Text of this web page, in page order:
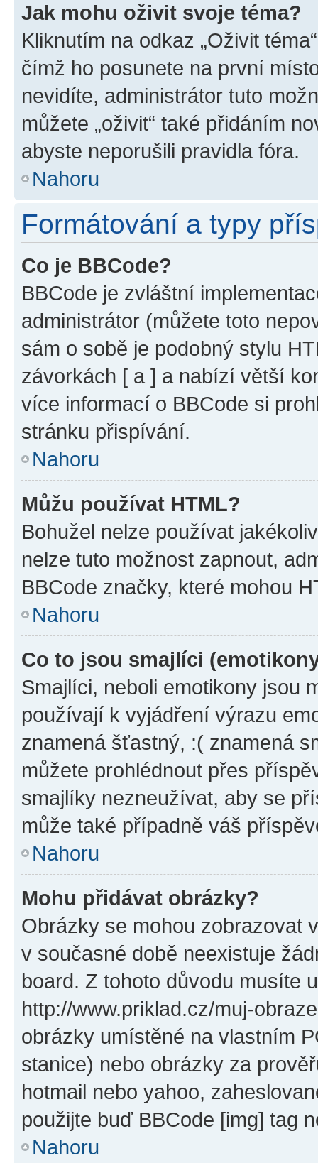
Jak mohu oživit svoje téma?
Kliknutím na odkaz „Oživit
čímž ho posunete na první
nevidíte, administrátor tuto
můžete „oživit“ také přidáním
abyste neporušili pravidla fóra.
Nahoru
Formátování a typy
Co je BBCode?
BBCode je zvláštní
administrátor (můžete toto
sám o sobě je podobný stylu
závorkách [ a ] a nabízí větší
více informací o BBCode si
stránku přispívání.
Nahoru
Můžu používat HTML?
Bohužel nelze používat
nelze tuto možnost zapnout,
BBCode značky, které mohou
Nahoru
Co to jsou smajlíci
Smajlíci, neboli emotikony jsou
používají k vyjádření výrazu
znamená šťastný, :( znamená
můžete prohlédnout přes
smajlíky nezneužívat, aby se
může také případně váš
Nahoru
Mohu přidávat obrázky?
Obrázky se mohou zobrazovat
v současné době neexistuje
board. Z tohoto důvodu musíte
http://www.priklad.cz/muj-
obrázky umístěné na vlastním
stanice) nebo obrázky za
hotmail nebo yahoo,
použijte buď BBCode [img] tag
Nahoru